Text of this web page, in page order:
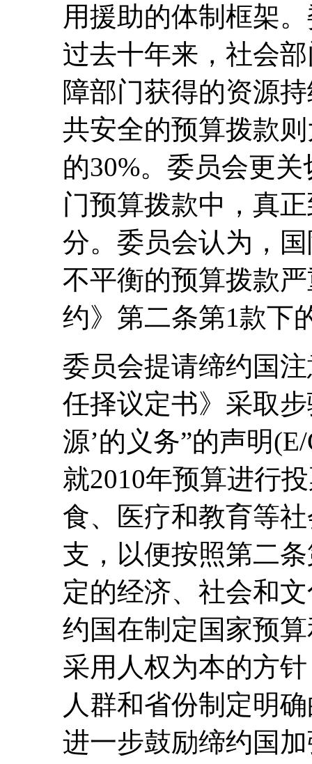
用援助的体制框架
过去十年来，社会
障部门获得的资源
共安全的预算拨款
的30%。委员会更
门预算拨款中，真
分。委员会认为，
不平衡的预算拨款
约》第二条第1款下
委员会提请缔约国
任择议定书》采取
源’的义务”的声明
就2010年预算进行
食、医疗和教育等
支，以便按照第二
定的经济、社会和
约国在制定国家预
采用人权为本的方
人群和省份制定明
进一步鼓励缔约国